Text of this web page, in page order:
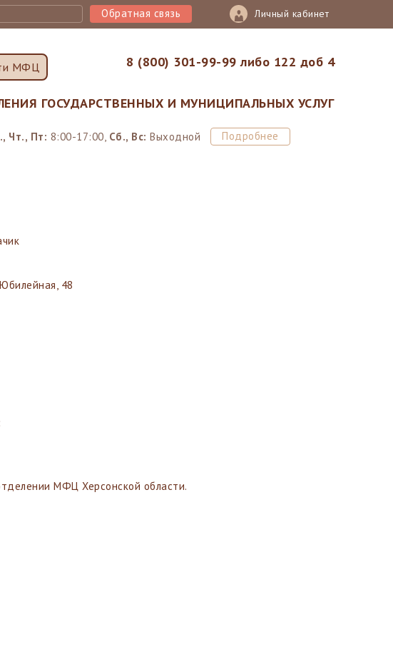
Личный кабинет
8 (800) 301-99-99 либо 122 доб 4
Обратная связь
МФЦ
ГОСУДАРСТВЕННЫХ И МУНИЦИПАЛЬНЫХ УСЛУГ
Чт., Пт: 8:00-17:00, Сб., Вс: Выходной Подробнее
48
МФЦ Херсонской области.